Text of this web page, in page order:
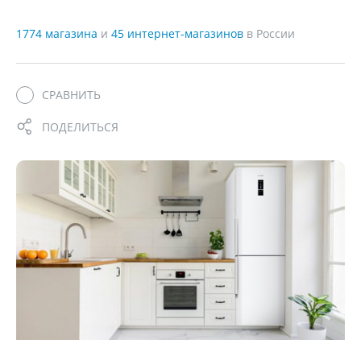
1774 магазина и 45 интернет-магазинов в России
СРАВНИТЬ
ПОДЕЛИТЬСЯ